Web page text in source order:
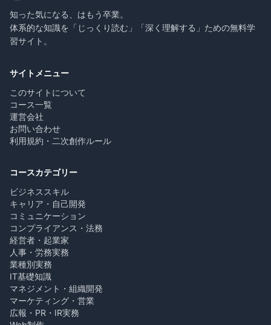
知った気になる、はもう卒業。
体系的な知識を「じっくり読む」「深く理解する」ための無料学
習サイト。
サイトメニュー
このサイトについて
コース一覧
運営会社
お問い合わせ
利用規約・二次創作ルール
コースカテゴリー
ビジネススキル
キャリア・自己開発
コミュニケーション
コンプライアンス・法務
経営者・起業家
人事・労務実務
業種別実務
IT基礎知識
マネジメント・組織開発
マーケティング・営業
広報・PR・IR実務